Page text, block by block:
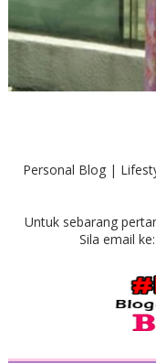
Personal Blog |
Untuk sebarang
Sila email ke: